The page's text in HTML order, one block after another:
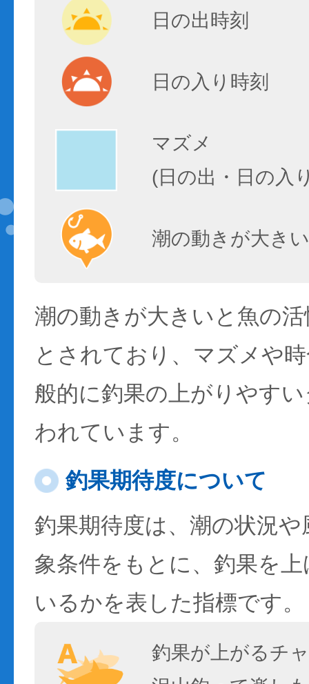
日の出時刻
日の入り時刻
マズメ
(日の出・日の入
潮の動きが大き
潮の動きが大きいと魚の
とされており、マズメや
般的に釣果の上がりやす
われています。
釣果期待度について
釣果期待度は、潮の状況
象条件をもとに、釣果を
いるかを表した指標です。
釣果が上がるチ